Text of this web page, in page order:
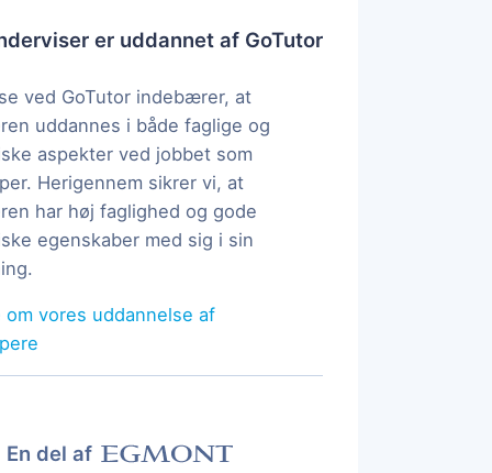
er uddannet af GoTutor
ved GoTutor indebærer, at
uddannes i både faglige og
aspekter ved jobbet som
Herigennem sikrer vi, at
har høj faglighed og gode
egenskaber med sig i sin
vores uddannelse af
En del af